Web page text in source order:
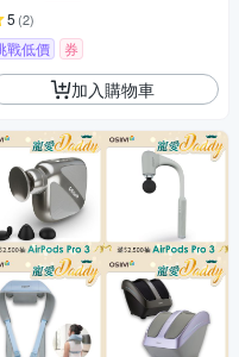
5 (2)
戰低價 券
加入購物車